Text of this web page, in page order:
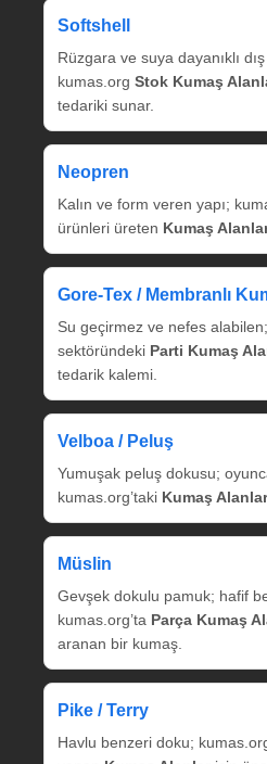
Softshell
Rüzgara ve suya dayanıklı
kumas.org Stok Kumaş
tedariki sunar.
Neopren
Kalın ve form veren yapı;
ürünleri üreten Kumaş
Gore‑Tex / Membranlı
Su geçirmez ve nefes
sektöründeki Parti Kumaş
tedarik kalemi.
Velboa / Peluş
Yumuşak peluş dokusu;
kumas.org’taki Kumaş Alanlar
Müslin
Gevşek dokulu pamuk; hafif
kumas.org’ta Parça Kumaş
aranan bir kumaş.
Pike / Terry
Havlu benzeri doku;